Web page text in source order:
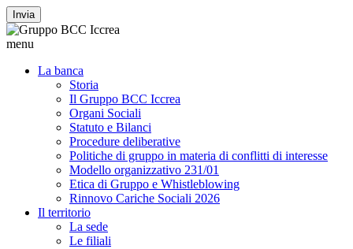
Invia
menu
La banca
Storia
Il Gruppo BCC Iccrea
Organi Sociali
Statuto e Bilanci
Procedure deliberative
Politiche di gruppo in materia di conflitti di interesse
Modello organizzativo 231/01
Etica di Gruppo e Whistleblowing
Rinnovo Cariche Sociali 2026
Il territorio
La sede
Le filiali